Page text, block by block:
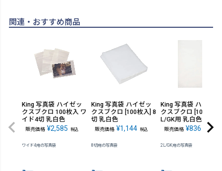
関連・おすすめ商品
King 写真袋 ハイゼッ
クスブクロ 100枚入 ワ
イド4切 乳白色
販売価格 ¥2,585 税込
ワイド4用の写真袋
King 写真袋 ハイゼッ
クスブクロ [100枚入] 8
切 乳白色
販売価格 ¥1,144 税込
8切用の写真袋
King 写真袋 ハイゼッ
クスブクロ [100枚入]
L/GK用 乳白色
販売価格 ¥836 税込
2L/GK用の写真袋